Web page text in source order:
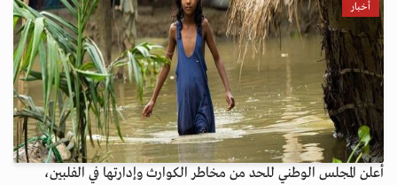
أخبار
أعلن المجلس الوطني للحد من مخاطر الكوارث وإدارتها في الفلبين،